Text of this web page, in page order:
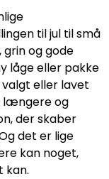
til jul til små
og gode
låge eller pakke
eller lavet
længere og
der skaber
det er lige
kan noget,
kan.